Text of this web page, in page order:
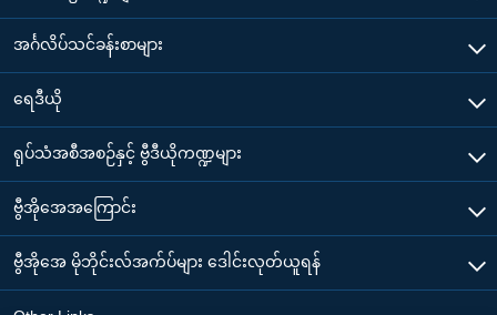
အင်္ဂလိပ်သင်ခန်းစာများ
ရေဒီယို
ရုပ်သံအစီအစဉ်နှင့် ဗွီဒီယိုကဏ္ဍများ
ဗွီအိုအေအကြောင်း
ဗွီအိုအေ မိုဘိုင်းလ်အက်ပ်များ ဒေါင်းလုတ်ယူရန်